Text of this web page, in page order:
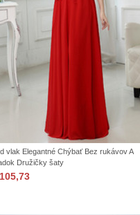
vlak Elegantné Chýbať Bez rukávov A
Družičky šaty